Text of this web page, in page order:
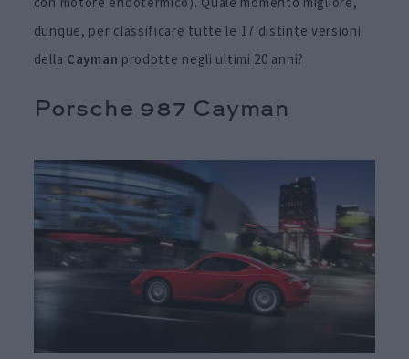
dunque, per classificare tutte le 17 distinte versioni
della Cayman prodotte negli ultimi 20 anni?
Porsche 987 Cayman